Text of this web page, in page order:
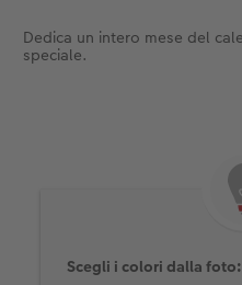
Dedica un intero mese del
speciale.
Scegli i colori dalla